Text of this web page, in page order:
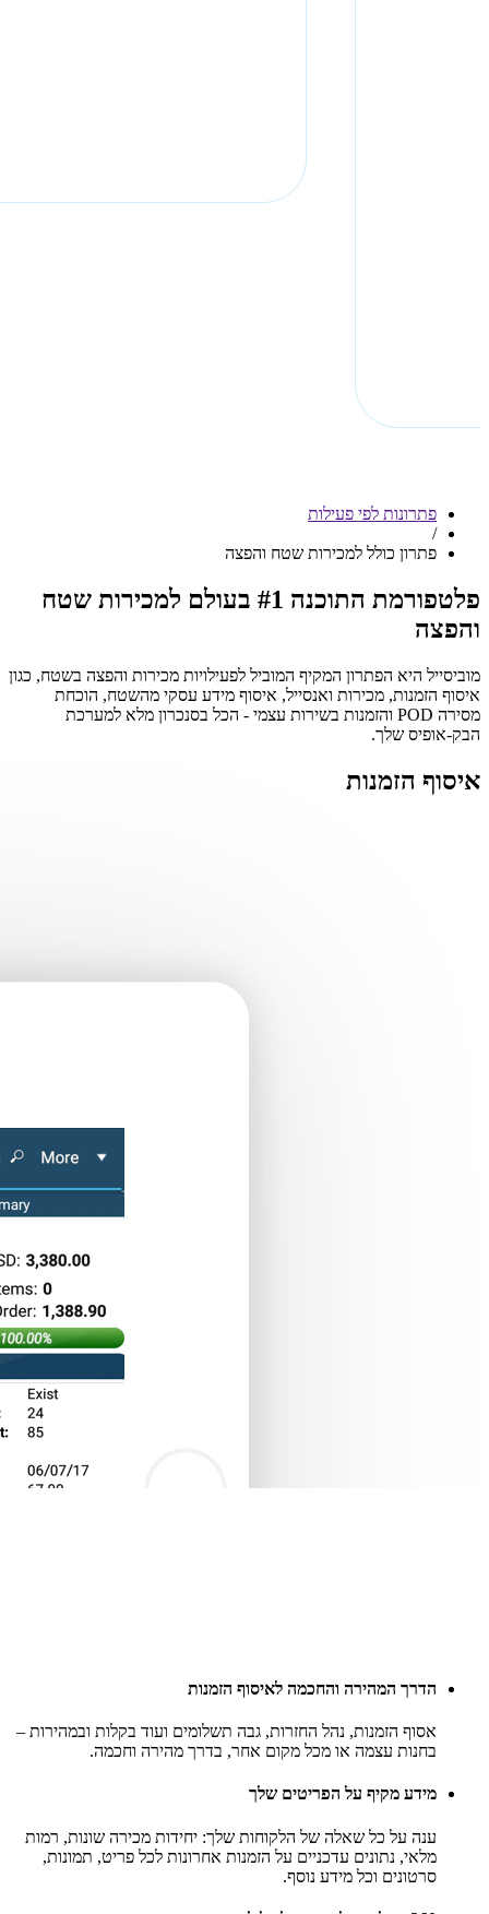
פתרונות לפי פעילות
/
פתרון כולל למכירות שטח והפצה
פלטפורמת התוכנה #1 בעולם למכירות שטח
והפצה
מוביסייל היא הפתרון המקיף המוביל לפעילויות מכירות והפצה בשטח, כגון
איסוף הזמנות, מכירות ואנסייל, איסוף מידע עסקי מהשטח, הוכחת
מסירה POD והזמנות בשירות עצמי - הכל בסנכרון מלא למערכת
הבק-אופיס שלך.
איסוף הזמנות
הדרך המהירה והחכמה לאיסוף הזמנות
אסוף הזמנות, נהל החזרות, גבה תשלומים ועוד בקלות ובמהירות –
בחנות עצמה או מכל מקום אחר, בדרך מהירה וחכמה.
מידע מקיף על הפריטים שלך
ענה על כל שאלה של הלקוחות שלך: יחידות מכירה שונות, רמות
מלאי, נתונים עדכניים על הזמנות אחרונות לכל פריט, תמונות,
סרטונים וכל מידע נוסף.